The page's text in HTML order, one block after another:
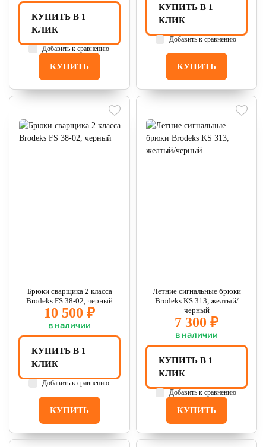
КУПИТЬ
КУПИТЬ В 1
КЛИК
Добавить к сравнению
КУПИТЬ
КУПИТЬ В 1
КЛИК
Добавить к сравнению
Брюки сварщика 2 класса
Brodeks FS 38-02, черный
10 500 ₽
в наличии
КУПИТЬ
КУПИТЬ В 1
КЛИК
Добавить к сравнению
Летние сигнальные брюки
Brodeks KS 313, желтый/
черный
7 300 ₽
в наличии
КУПИТЬ
КУПИТЬ В 1
КЛИК
Добавить к сравнению